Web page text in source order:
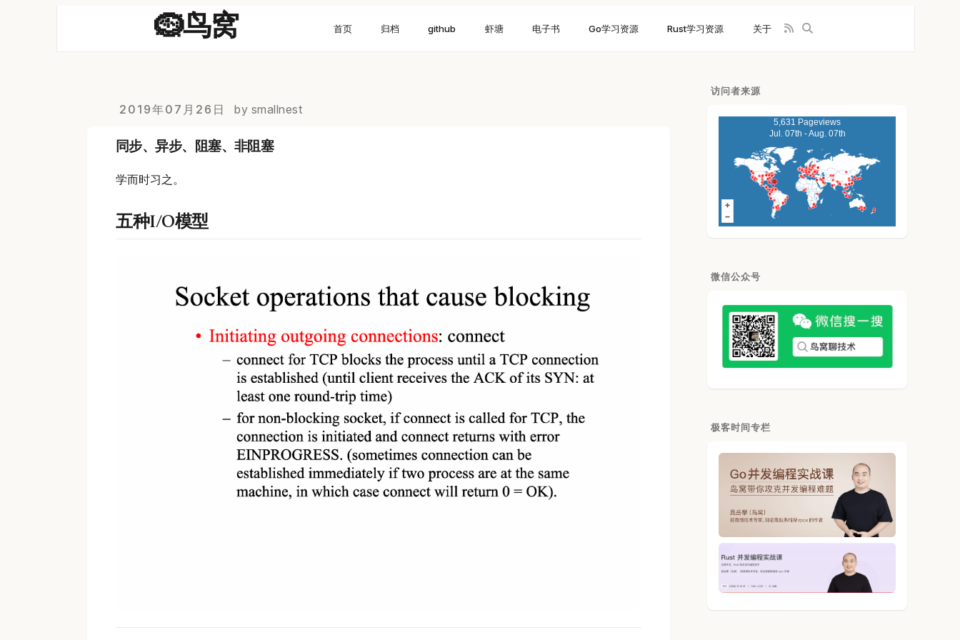
🪹鸟窝 首页 归档 github 虾塘 电子书 Go学习资源 Rust学习资源 关于
2019年07月26日 by smallnest
同步、异步、阻塞、非阻塞
学而时习之。
五种I/O模型
访问者来源
5,631 Pageviews
Jul. 07th - Aug. 07th
微信公众号
极客时间专栏